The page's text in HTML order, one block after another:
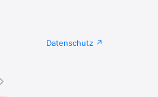
Datenschutz